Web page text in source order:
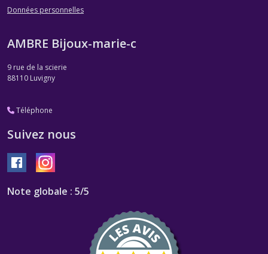
Données personnelles
AMBRE Bijoux-marie-c
9 rue de la scierie
88110 Luvigny
Téléphone
Suivez nous
Note globale : 5/5